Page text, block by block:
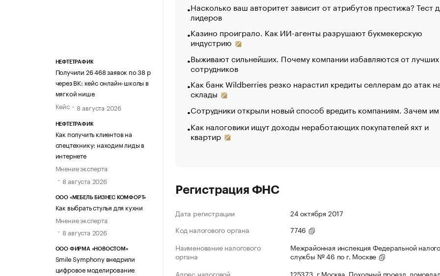
НЕФТЕТРАФИК
Получили 26 468 заявок по 38 р
через ВК: кейс онлайн-школы в
мягкой нише
Кейс
8 августа 2026
НЕФТЕТРАФИК
Как получить клиентов на
спецтехнику: находим лиды в
интернете
Мнение эксперта
8 августа 2026
ООО «МЕБЕЛЬ БИЗНЕС КОМФОРТ»
Как выбрать стулья для кухни
Мнение эксперта
8 августа 2026
ООО ФИРМА «НОВОСТОМ»
Smile Symphony внедрили
цифровое моделирование
Насколько ваш авторитет зависит от атрибутов престижа? Тест
лидеров
Казино проиграло. Как ИИ-агенты разрушают букмекерскую
индустрию
Выживают сильнейших. Почему компании избавляются от лучших
сотрудников
Как банк Wildberries резко нарастил кредиты селлерам до атак
склады
Сотрудники открыли новый способ вредить компаниям. Зачем
Как налоговики ищут доходы неработающих покупателей яхт и
квартир
Регистрация ФНС
Дата регистрации
24 октября 2017
Код налогового органа
7746
Наименование налогового
органа
Межрайонная инспекция Федеральной
службы № 46 по г. Москве
Адрес налоговой
125373, г.Москва, Походный проезд,